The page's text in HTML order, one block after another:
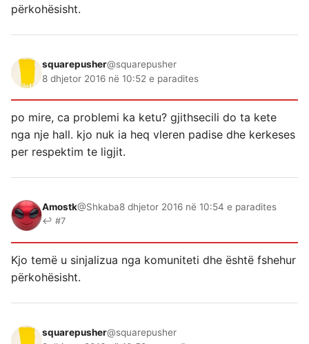
përkohësisht.
squarepusher@squarepusher
8 dhjetor 2016 në 10:52 e paradites
po mire, ca problemi ka ketu? gjithsecili do ta kete
nga nje hall. kjo nuk ia heq vleren padise dhe kerkeses
per respektim te ligjit.
Amostk@Shkaba8 dhjetor 2016 në 10:54 e paradites
↩ #7
Kjo temë u sinjalizua nga komuniteti dhe është fshehur
përkohësisht.
squarepusher@squarepusher